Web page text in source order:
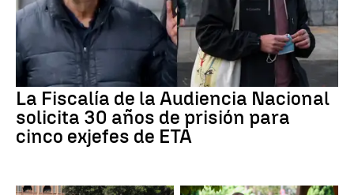
La Fiscalía de la Audiencia Nacional
solicita 30 años de prisión para
cinco exjefes de ETA